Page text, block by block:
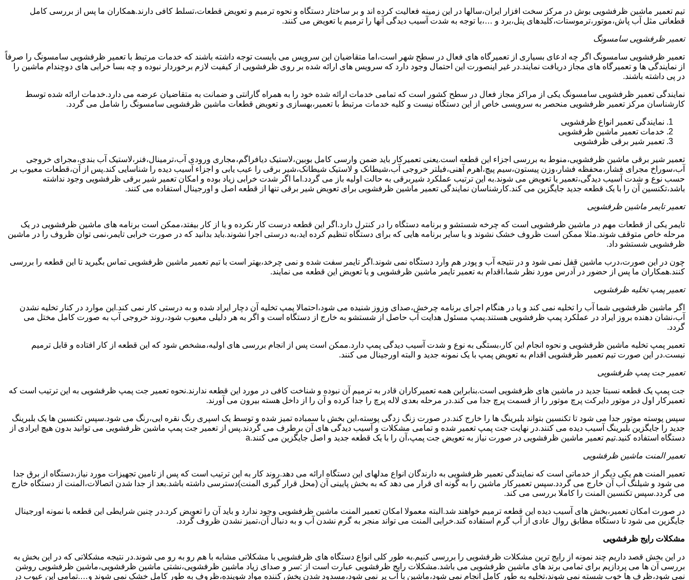
تیم تعمیر ماشین ظرفشویی بوش در مرکز سخت افزار ایران،سالها در این زمینه فعالیت کرده اند و بر ساختار دستگاه و نحوه ترمیم و تعویض قطعات،تسلط کافی دارند.همکاران ما پس از بررسی کامل
قطعاتی مثل آب پاش،موتور،ترموستات،کلیدهای پنل،برد و …،با توجه به شدت آسیب دیدگی آنها را ترمیم یا تعویض می کنند.
تعمیر ظرفشویی سامسونگ
تعمیر ظرفشویی سامسونگ اگر چه ادعای بسیاری از تعمیرگاه های فعال در سطح شهر است،اما متقاضیان این سرویس می بایست توجه داشته باشند که خدمات مرتبط با تعمیر ظرفشویی سامسونگ را صرفاً
از نمایندگی ها و تعمیرگاه های مجاز دریافت نمایند.در غیر اینصورت این احتمال وجود دارد که سرویس های ارائه شده بر روی ظرفشویی از کیفیت لازم برخوردار نبوده و چه بسا خرابی های دوچندام ماشین را
در پی داشته باشند.
نمایندگی تعمیر ظرفشویی سامسونگ یکی از مراکز مجاز فعال در سطح کشور است که تمامی خدمات ارائه شده خود را به همراه گارانتی و ضمانت به متقاضیان عرضه می دارد.خدمات ارائه شده توسط
کارشناسان مرکز تعمیر ظرفشویی منحصر به سرویسی خاص از این دستگاه نیست و کلیه خدمات مرتبط با تعمیر،بهسازی و تعویض قطعات ماشین ظرفشویی سامسونگ را شامل می گردد.
نمایندگی تعمیر انواع ظرفشویی
خدمات تعمیر ماشین ظرفشویی
تعمیر شیر برقی ظرفشویی
تعمیر شیر برقی ماشین ظرفشویی،منوط به بررسی اجزاء این قطعه است.یعنی تعمیرکار باید ضمن وارسی کامل بوبین،لاستیک دیافراگم،مجاری ورودی آب،ترمینال،فنر،لاستیک آب بندی،مجرای خروجی
آب،سوراخ مجرای فشار،محفظه فشار،وزن پیستون،سیم پیچ،اهرم آهنی،فیلتر خروجی آب،شیطانک و لاستیک شیطانک،شیر برقی را عیب یابی و اجزاء آسیب دیده را شناسایی کند.پس از آن،قطعات معیوب بر
حسب نوع و شدت آسیب دیدگی،تعمیر یا تعویض می شوند.به این ترتیب عملکرد شیربرقی به حالت اولیه باز می گردد.اما اگر شدت خرابی زیاد بوده و امکان تعمیر شیر برقی ظرفشویی وجود نداشته
باشد،تکنسین آن را با یک قطعه جدید جایگزین می کند.کارشناسان نمایندگی تعمیر ماشین ظرفشویی برای تعویض شیر برقی تنها از قطعه اصل و اورجینال استفاده می کنند.
تعمیر تایمر ماشین ظرفشویی
تایمر یکی از قطعات مهم در ماشین ظرفشویی است که چرخه شستشو و برنامه دستگاه را در کنترل دارد.اگر این قطعه درست کار نکرده و یا از کار بیفتد،ممکن است برنامه های ماشین ظرفشویی در یک
مرحله خاص متوقف شوند.مثلا ممکن است ظروف خشک نشوند و یا سایر برنامه هایی که برای دستگاه تنظیم کرده اید،به درستی اجرا نشوند.باید بدانید که در صورت خرابی تایمر،نمی توان ظروف را در ماشین
ظرفشویی شستشو داد.
چون در این صورت،درب ماشین قفل نمی شود و در نتیجه آب و پودر هم وارد دستگاه نمی شوند.اگر تایمر سفت شده و نمی چرخد،بهتر است با تیم تعمیر ماشین ظرفشویی تماس بگیرید تا این قطعه را بررسی
کنند.همکاران ما پس از حضور در آدرس مورد نظر شما،اقدام به تعمیر تایمر ماشین ظرفشویی و یا تعویض این قطعه می نمایند.
تعمیر پمپ تخلیه ظرفشویی
اگر ماشین ظرفشویی شما آب را تخلیه نمی کند و یا در هنگام اجرای برنامه چرخش،صدای وزوز شنیده می شود،احتمالا پمپ تخلیه آن دچار ایراد شده و به درستی کار نمی کند.این موارد در کنار تخلیه نشدن
آب،نشان دهنده بروز ایراد در عملکرد پمپ ظرفشویی هستند.پمپ مسئول هدایت آب حاصل از شستشو به خارج از دستگاه است و اگر به هر دلیلی معیوب شود،روند خروجی آب به صورت کامل مختل می
گردد.
تعمیر پمپ تخلیه ماشین ظرفشویی و نحوه انجام این کار،بستگی به نوع و شدت آسیب دیدگی پمپ دارد.ممکن است پس از انجام بررسی های اولیه،مشخص شود که این قطعه از کار افتاده و قابل ترمیم
نیست.در این صورت تیم تعمیر ظرفشویی اقدام به تعویض پمپ با یک نمونه جدید و البته اورجینال می کنند.
تعمیر جت پمپ ظرفشویی
جت پمپ یک قطعه نسبتا جدید در ماشین های ظرفشویی است.بنابراین همه تعمیرکاران قادر به ترمیم آن نبوده و شناخت کافی در مورد این قطعه ندارند.نحوه تعمیر جت پمپ ظرفشویی به این ترتیب است که
تعمیرکار اول در موتور دایرکت پرچ موتور را از قسمت پرچ جدا می کند.در مرحله بعدی لاله پرچ را جدا کرده و آن را از داخل هسته بیرون می آورند.
سپس پوسته موتور جدا می شود تا تکنسین بتواند بلبرینگ ها را خارج کند.در صورت زنگ زدگی پوسته،این بخش با سمباده تمیز شده و توسط یک اسپری رنگ نقره ایی،رنگ می شود.سپس تکنسین ها یک بلبرینگ
جدید را جایگزین بلبرینگ آسیب دیده می کنند.در نهایت جت پمپ تعمیر شده و تمامی مشکلات و آسیب دیدگی های آن برطرف می گردند.پس از تعمیر جت پمپ ماشین ظرفشویی می توانید بدون هیچ ایرادی از
دستگاه استفاده کنید.تیم تعمیر ماشین ظرفشویی در صورت نیاز به تعویض جت پمپ،آن را با یک قطعه جدید و اصل جایگزین می کنند.a
تعمیر المنت ماشین ظرفشویی
تعمیر المنت هم یکی دیگر از خدماتی است که نمایندگی تعمیر ظرفشویی به دارندگان انواع مدلهای این دستگاه ارائه می دهد.روند کار به این ترتیب است که پس از تامین تجهیزات مورد نیاز،دستگاه از برق جدا
می شود و شیلنگ آب آن خارج می گردد.سپس تعمیرکار ماشین را به گونه ای قرار می دهد که به بخش پایینی آن (محل قرار گیری المنت)دسترسی داشته باشد.بعد از جدا شدن اتصالات،المنت از دستگاه خارج
می گردد.سپس تکنسین المنت را کاملا بررسی می کند.
در صورت امکان تعمیر،بخش های آسیب دیده این قطعه ترمیم خواهند شد.البته معمولا امکان تعمیر المنت ماشین ظرفشویی وجود ندارد و باید آن را تعویض کرد.در چنین شرایطی این قطعه با نمونه اورجینال
جایگزین می شود تا دستگاه مطابق روال عادی از آب گرم استفاده کند.خرابی المنت می تواند منجر به گرم نشدن آب و به دنبال آن،تمیز نشدن ظروف گردد.
مشکلات رایج ظرفشویی
در این بخش قصد داریم چند نمونه از رایج ترین مشکلات ظرفشویی را بررسی کنیم.به طور کلی انواع دستگاه های ظرفشویی با مشکلاتی مشابه با هم رو به رو می شوند.در نتیجه مشکلاتی که در این بخش به
بررسی آن ها می پردازیم برای تمامی برند های ماشین ظرفشویی می باشد.مشکلات رایج ظرفشویی عبارت است از :سر و صدای زیاد ماشین ظرفشویی،نشتی ماشین ظرفشویی،ماشین ظرفشویی روشن
نمی شود،ظرف ها خوب شسته نمی شوند،تخلیه به طور کامل انجام نمی شود،ماشین با آب پر نمی شود،مسدود شدن پخش کننده مواد شوینده،ظروف به طور کامل خشک نمی شوند و….تمامی این عیوب در